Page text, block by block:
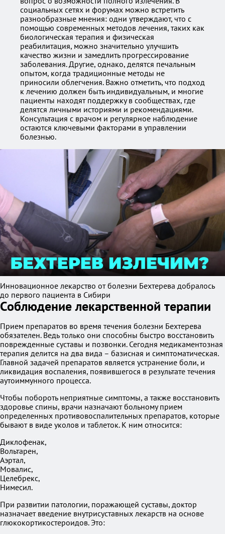
социальных сетях и форумах можно встретить
разнообразные мнения: одни утверждают, что с
помощью современных методов лечения, таких как
биологическая терапия и физическая
реабилитация, можно значительно улучшить
качество жизни и замедлить прогрессирование
заболевания. Другие, однако, делятся печальным
опытом, когда традиционные методы не
приносили облегчения. Важно отметить, что подход
к лечению должен быть индивидуальным, и многие
пациенты находят поддержку в сообществах, где
делятся личными историями и рекомендациями.
Консультация с врачом и регулярное наблюдение
остаются ключевыми факторами в управлении
болезнью.
Инновационное лекарство от болезни Бехтерева добралось
до первого пациента в Сибири
Соблюдение лекарственной терапии
Прием препаратов во время течения болезни Бехтерева
обязателен. Ведь только они способны быстро восстановить
поврежденные суставы и позвонки. Сегодня медикаментозная
терапия делится на два вида – базисная и симптоматическая.
Главной задачей препаратов является устранение боли, и
ликвидация воспаления, появившегося в результате течения
аутоиммунного процесса.
Чтобы побороть неприятные симптомы, а также восстановить
здоровье спины, врачи назначают больному прием
определенных противовоспалительных препаратов, которые
бывают в виде уколов и таблеток. К ним относится:
Диклофенак,
Вольтарен,
Аэртал,
Мовалис,
Целебрекс,
Нимесил.
При развитии патологии, поражающей суставы, доктор
назначает введение внутрисуставных лекарств на основе
глюкокортикостероидов. Это: